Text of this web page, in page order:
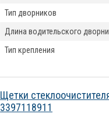
Тип дворников
Длина водительского
Тип крепления
Щетки
3397118911